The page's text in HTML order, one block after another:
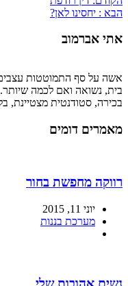
הבא : יחסינו לאן?
אתי אברמוב
אשה על סף התמוטטות
בית, נשואה ואם לכמה
בכירה, סטודנטית מצטיינת,
מאמרים דומים
רווקה מחפשת בחור
יוני 11, 2015
מערכת בננות